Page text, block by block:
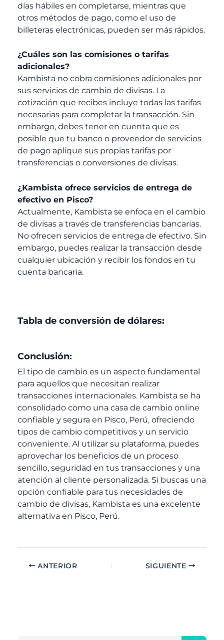
días hábiles en completarse, mientras que
otros métodos de pago, como el uso de
billeteras electrónicas, pueden ser más rápidos.
¿Cuáles son las comisiones o tarifas
adicionales?
Kambista no cobra comisiones adicionales por
sus servicios de cambio de divisas. La
cotización que recibes incluye todas las tarifas
necesarias para completar la transacción. Sin
embargo, debes tener en cuenta que es
posible que tu banco o proveedor de servicios
de pago aplique sus propias tarifas por
transferencias o conversiones de divisas.
¿Kambista ofrece servicios de entrega de
efectivo en Pisco?
Actualmente, Kambista se enfoca en el cambio
de divisas a través de transferencias bancarias.
No ofrecen servicios de entrega de efectivo. Sin
embargo, puedes realizar la transacción desde
cualquier ubicación y recibir los fondos en tu
cuenta bancaria.
Tabla de conversión de dólares:
Conclusión:
El tipo de cambio es un aspecto fundamental
para aquellos que necesitan realizar
transacciones internacionales. Kambista se ha
consolidado como una casa de cambio online
confiable y segura en Pisco, Perú, ofreciendo
tipos de cambio competitivos y un servicio
conveniente. Al utilizar su plataforma, puedes
aprovechar los beneficios de un proceso
sencillo, seguridad en tus transacciones y una
atención al cliente personalizada. Si buscas una
opción confiable para tus necesidades de
cambio de divisas, Kambista es una excelente
alternativa en Pisco, Perú.
ANTERIOR SIGUIENTE